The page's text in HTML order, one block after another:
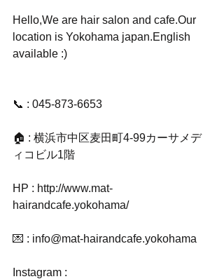
Hello,We are hair salon and cafe.Our
location is Yokohama japan.English
available :)
📞 : 045-873-6653
🏠 : 横浜市中区麦田町4-99カーサメデ
ィコビル1階
HP : http://www.mat-
hairandcafe.yokohama/
💌 : info@mat-hairandcafe.yokohama
Instagram :